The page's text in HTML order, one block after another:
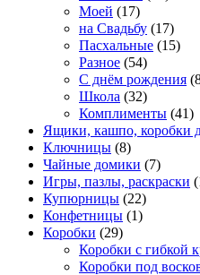
Моей (17)
на Свадьбу (17)
Пасхальные (15)
Разное (54)
С днём рождения
Школа (32)
Комплименты (41)
Ящики, кашпо, коробки
Ключницы (8)
Чайные домики (7)
Игры, пазлы, раскраски
Купюрницы (22)
Конфетницы (1)
Коробки (29)
Коробки с гибкой
Коробки под